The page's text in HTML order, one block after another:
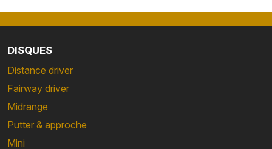
DISQUES
Distance driver
Fairway driver
Midrange
Putter & approche
Mini